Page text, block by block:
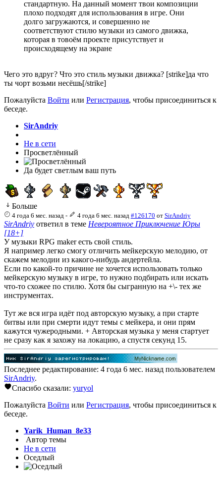
стандартную. На данный момент твои композиции
плохо подходят для использования в игре. Они
долго загружаются, и совершенно не
соответствуют стилю музыки из самого движка,
которая в товоём проекте присутствует и
происходящему на экране
Чего это вдруг? Что это стиль музыки движка? [strike]да что
ты чорт возьми несёшь[/strike]
Пожалуйста Войти или Регистрация, чтобы присоединиться к
беседе.
SirAndriy
Не в сети
Просветлённый
Да будет светлым ваш путь
Больше
4 года 6 мес. назад - 4 года 6 мес. назад #126170 от SirAndriy
SirAndriy ответил в теме Невероятное Приключение Юры
[18+]
У музыки RPG maker есть свой стиль.
Я например легко смогу отличить мейкерскую мелодию, от
скажем мелодии из какого-нибудь андертейла.
Если по какой-то причине не хочется использовать только
мейкерскую музыку в игре, то нужно подбирать или искать
что-то схожее по стилю. Хотя бы сыгранную на +\- тех же
инструментах.
Тут же вся игра идёт под авторскую музыку, а при старте
битвы или при смерти идут темы с мейкера, и они прям
кажутся чужеродными. + Авторская музыка у меня стартует
не сразу как я захожу на локацию, а спустя секунд 15.
Последнее редактирование: 4 года 6 мес. назад пользователем
SirAndriy.
Спасибо сказали: yuryol
Пожалуйста Войти или Регистрация, чтобы присоединиться к
беседе.
Yarik_Human_8e33
Автор темы
Не в сети
Оседлый